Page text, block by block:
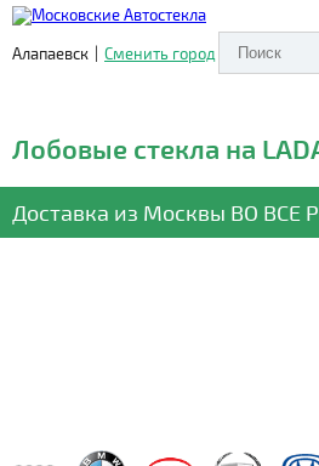
Алапаевск | Сменить город
Лобовые стекла на
Доставка из Москвы ВО ВСЕ